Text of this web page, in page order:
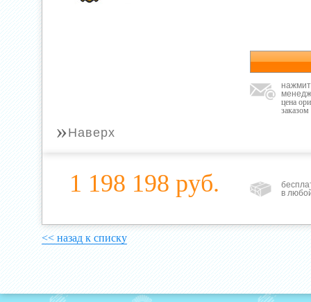
цена
заказом
» Наверх
1 198 198 руб.
в
<< назад к списку